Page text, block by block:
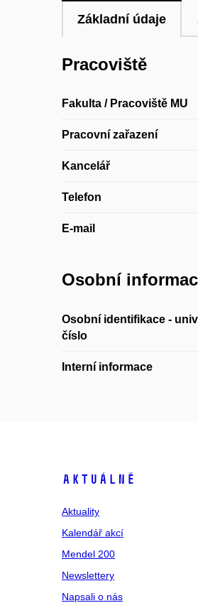
Základní údaje
Pracoviště
Fakulta / Pracoviště MU
Pracovní zařazení
Kancelář
Telefon
E-mail
Osobní
Osobní identifikace -
číslo
Interní informace
Aktuálně
Aktuality
Kalendář akcí
Mendel 200
Newslettery
Napsali o nás